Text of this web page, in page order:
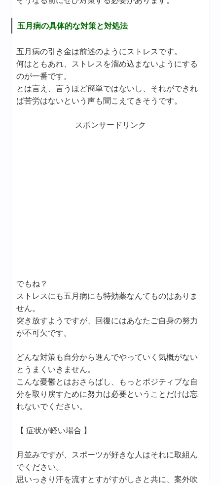
五月病の具体的な対策と対処法
五月病の引き金は前述のようにストレスです。
何はともあれ、ストレスを溜め込まないようにする
のが一番です。
とは言え、言うほど簡単ではないし、それができれ
ば苦労はないという声も聞こえてきそうです。
スポンサードリンク
でもね？
ストレスにも五月病にも特効薬なんてものはありま
せん。
突き放すようですが、回復にはあなたご自身の努力
が不可欠です。
どんな対策も自分から進んでやっていく気概がない
とうまくいきません。
こんな憂鬱とはおさらばし、もっとポジティブな自
分を取り戻すために努力は必要ということだけは忘
れないでください。
【 症状が軽い場合 】
月並みですが、スポーツが好きな人はそれに取組ん
でください。
思いっきり汗を流すとすがすがしさと共に、案外吹